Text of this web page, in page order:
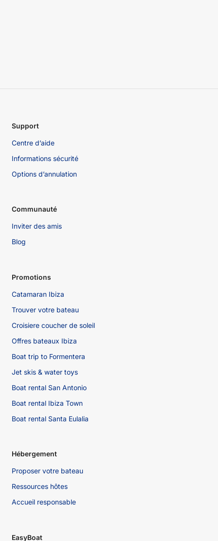
Support
Centre d’aide
Informations sécurité
Options d’annulation
Communauté
Inviter des amis
Blog
Promotions
Catamaran Ibiza
Trouver votre bateau
Croisiere coucher de soleil
Offres bateaux Ibiza
Boat trip to Formentera
Jet skis & water toys
Boat rental San Antonio
Boat rental Ibiza Town
Boat rental Santa Eulalia
Hébergement
Proposer votre bateau
Ressources hôtes
Accueil responsable
EasyBoat